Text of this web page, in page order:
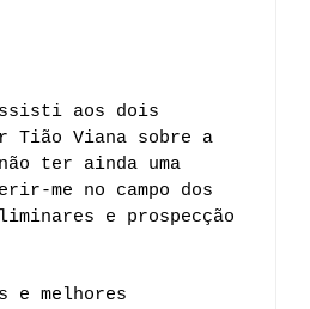
assisti aos dois
Tião Viana sobre a
ter ainda uma
me no campo dos
e prospecção
e melhores